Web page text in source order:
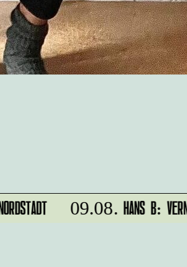
09.08.HANS B: